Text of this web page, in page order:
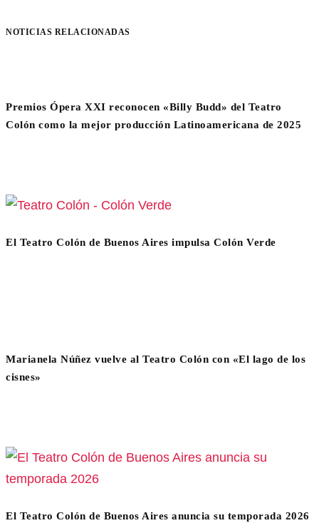
NOTICIAS RELACIONADAS
Premios Ópera XXI reconocen «Billy Budd» del Teatro
Colón como la mejor producción Latinoamericana de 2025
El Teatro Colón de Buenos Aires impulsa Colón Verde
Marianela Núñez vuelve al Teatro Colón con «El lago de los
cisnes»
El Teatro Colón de Buenos Aires anuncia su temporada 2026